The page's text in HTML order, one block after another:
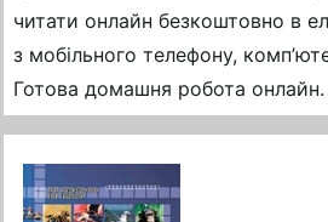
читати онлайн безкоштовно в
з мобільного телефону,
Готова домашня робота онлайн.